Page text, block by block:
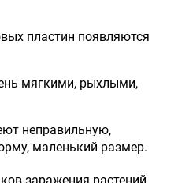
пластин появляются
мягкими, рыхлыми,
неправильную,
маленький размер.